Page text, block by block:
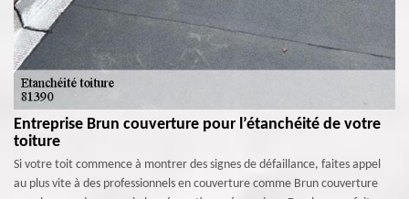
Entreprise Brun couverture pour l’étanchéité de votre
toiture
Si votre toit commence à montrer des signes de défaillance, faites appel
au plus vite à des professionnels en couverture comme Brun couverture